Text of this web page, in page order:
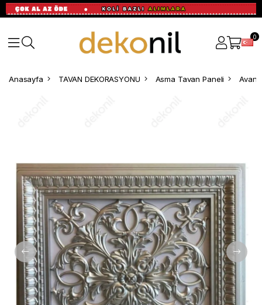
0
Anasayfa TAVAN DEKORASYONU Asma Tavan Paneli